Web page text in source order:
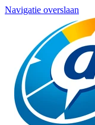
Navigatie overslaan